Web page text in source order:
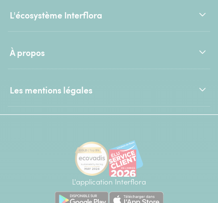
L'écosystème Interflora
À propos
Les mentions légales
L'application Interflora